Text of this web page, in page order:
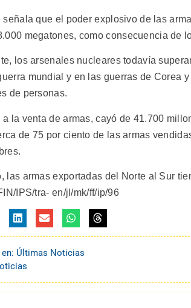
señala que el poder explosivo de las
megatones, como consecuencia de
los arsenales nucleares todavía
mundial y en las guerras de Corea
de personas.
a la venta de armas, cayó de 41.700
de 75 por ciento de las armas
las armas exportadas del Norte al Sur
IPS/tra- en/jl/mk/ff/ip/96
Últimas Noticias